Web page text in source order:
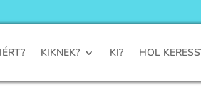
KIKNEK? KI? HOL